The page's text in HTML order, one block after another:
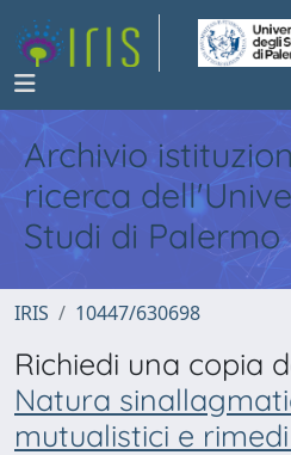
Archivio
ricerca
Studi di Palermo
IRIS 10447/630698
Richiedi una copia
Natura
mutualistici e